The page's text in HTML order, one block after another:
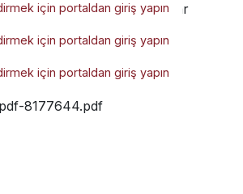
için portaldan giriş yapın
WACC-G-020-0030 (3D).rar
için portaldan giriş yapın
025-0050 (3D).glb
için portaldan giriş yapın
4698129.pdf
8177644.pdf